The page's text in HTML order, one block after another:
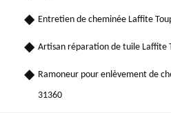
Entretien de cheminée Laffite
Artisan réparation de tuile Laffite
Ramoneur pour enlèvement de
31360